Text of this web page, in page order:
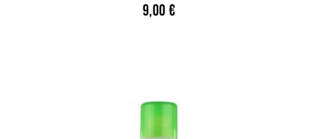
9,00 €